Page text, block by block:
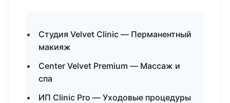
Студия Velvet Clinic — Перманентный
макияж
Center Velvet Premium — Массаж и
спа
ИП Clinic Pro — Уходовые процедуры